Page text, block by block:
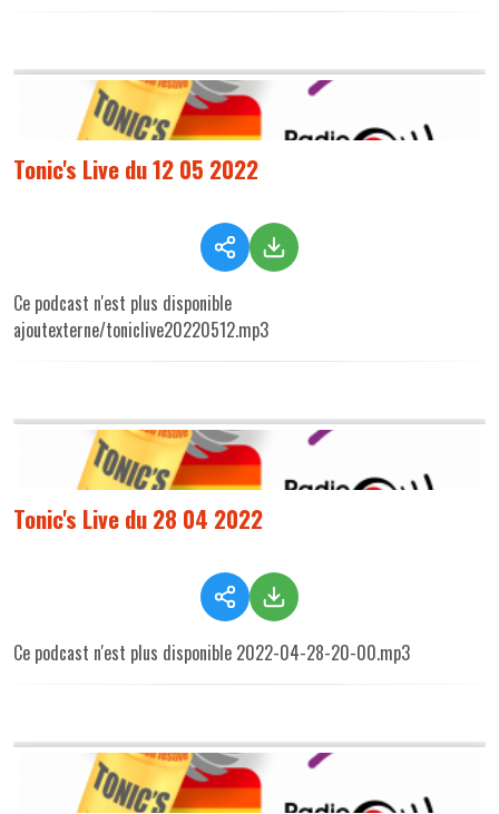
Tonic's Live du 12 05 2022
Ce podcast n'est plus disponible
ajoutexterne/toniclive20220512.mp3
Tonic's Live du 28 04 2022
Ce podcast n'est plus disponible 2022-04-28-20-00.mp3